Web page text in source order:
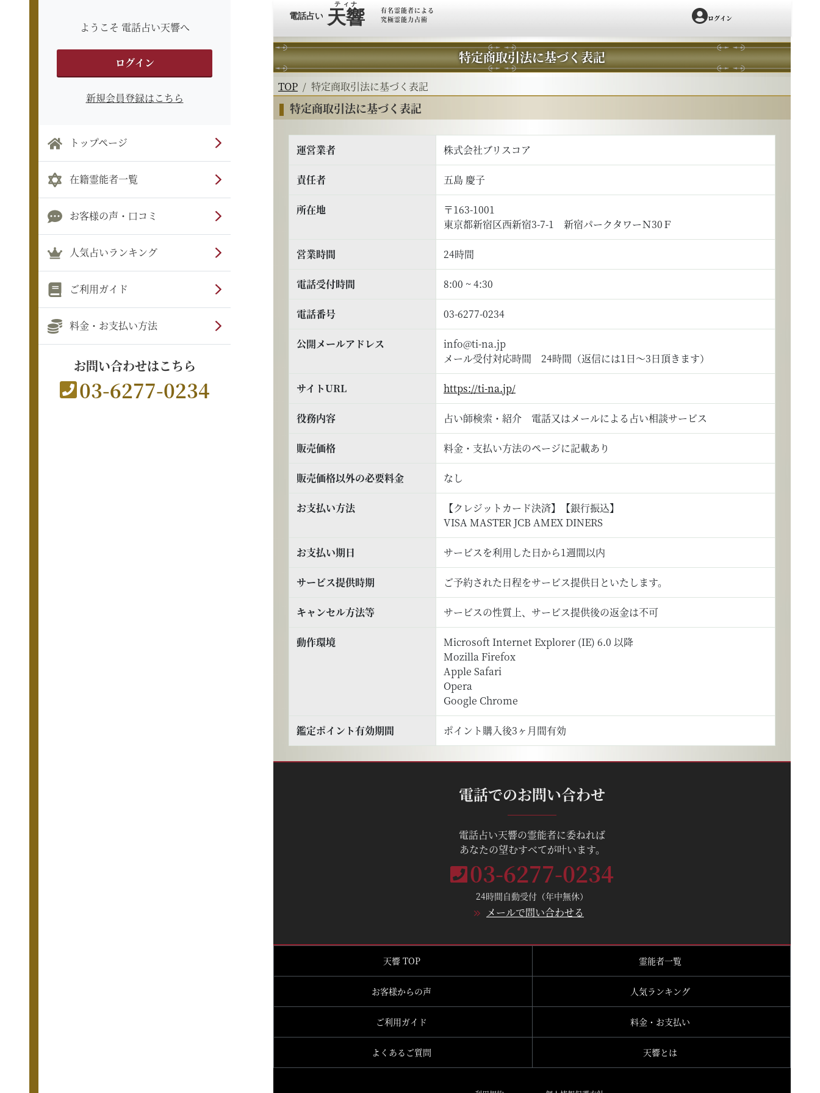
ようこそ 電話占い天響へ
ログイン
新規会員登録はこちら
トップページ
在籍霊能者一覧
お客様の声・口コミ
人気占いランキング
ご利用ガイド
料金・お支払い方法
お問い合わせはこちら
03-6277-0234
有名霊能者による
究極霊能力占術
ログイン
特定商取引法に基づく表記
TOP 特定商取引法に基づく表記
特定商取引法に基づく表記
運営業者 株式会社ブリスコア
責任者 五島 慶子
所在地
〒163-1001
東京都新宿区西新宿3-7-1 新宿パークタワーＮ30Ｆ
営業時間 24時間
電話受付時間 8:00 ~ 4:30
電話番号 03-6277-0234
公開メールアドレス
info@ti-na.jp
メール受付対応時間 24時間（返信には1日～3日頂きます）
サイトURL https://ti-na.jp/
役務内容 占い師検索・紹介 電話又はメールによる占い相談サービス
販売価格 料金・支払い方法のページに記載あり
販売価格以外の必要料金 なし
お支払い方法
【クレジットカード決済】【銀行振込】
VISA MASTER JCB AMEX DINERS
お支払い期日 サービスを利用した日から1週間以内
サービス提供時期 ご予約された日程をサービス提供日といたします。
キャンセル方法等 サービスの性質上、サービス提供後の返金は不可
動作環境
Microsoft Internet Explorer (IE) 6.0 以降
Mozilla Firefox
Apple Safari
Opera
Google Chrome
鑑定ポイント有効期間 ポイント購入後3ヶ月間有効
電話でのお問い合わせ
電話占い天響の霊能者に委ねれば
あなたの望むすべてが叶います。
03-6277-0234
24時間自動受付（年中無休）
メールで問い合わせる
天響 TOP 霊能者一覧
お客様からの声 人気ランキング
ご利用ガイド 料金・お支払い
よくあるご質問 天響とは